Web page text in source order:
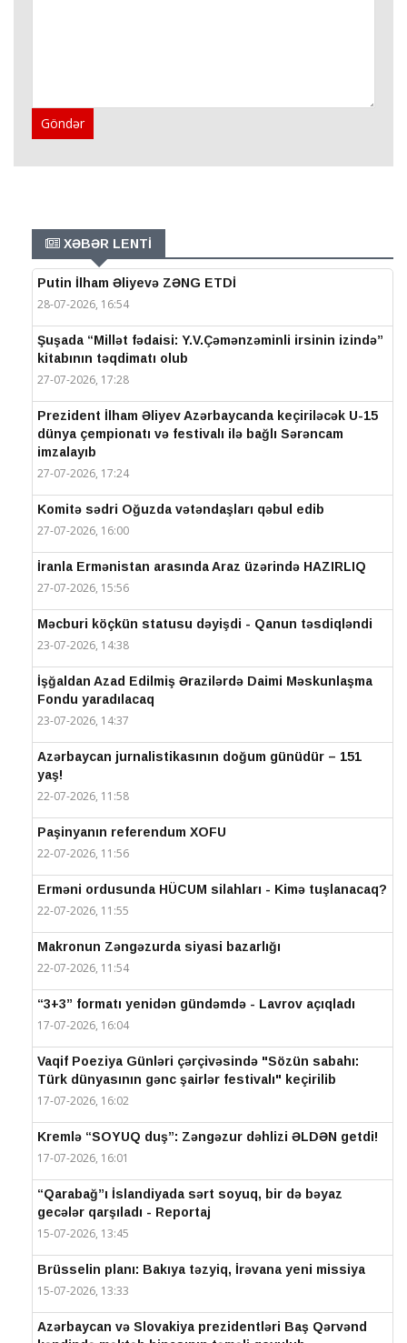
Göndər
XƏBƏR LENTİ
Putin İlham Əliyevə ZƏNG ETDİ
28-07-2026, 16:54
Şuşada “Millət fədaisi: Y.V.Çəmənzəminli irsinin izində”
kitabının təqdimatı olub
27-07-2026, 17:28
Prezident İlham Əliyev Azərbaycanda keçiriləcək U-15
dünya çempionatı və festivalı ilə bağlı Sərəncam
imzalayıb
27-07-2026, 17:24
Komitə sədri Oğuzda vətəndaşları qəbul edib
27-07-2026, 16:00
İranla Ermənistan arasında Araz üzərində HAZIRLIQ
27-07-2026, 15:56
Məcburi köçkün statusu dəyişdi - Qanun təsdiqləndi
23-07-2026, 14:38
İşğaldan Azad Edilmiş Ərazilərdə Daimi Məskunlaşma
Fondu yaradılacaq
23-07-2026, 14:37
Azərbaycan jurnalistikasının doğum günüdür – 151
yaş!
22-07-2026, 11:58
Paşinyanın referendum XOFU
22-07-2026, 11:56
Erməni ordusunda HÜCUM silahları - Kimə tuşlanacaq?
22-07-2026, 11:55
Makronun Zəngəzurda siyasi bazarlığı
22-07-2026, 11:54
“3+3” formatı yenidən gündəmdə - Lavrov açıqladı
17-07-2026, 16:04
Vaqif Poeziya Günləri çərçivəsində "Sözün sabahı:
Türk dünyasının gənc şairlər festivalı" keçirilib
17-07-2026, 16:02
Kremlə “SOYUQ duş”: Zəngəzur dəhlizi ƏLDƏN getdi!
17-07-2026, 16:01
“Qarabağ”ı İslandiyada sərt soyuq, bir də bəyaz
gecələr qarşıladı - Reportaj
15-07-2026, 13:45
Brüsselin planı: Bakıya təzyiq, İrəvana yeni missiya
15-07-2026, 13:33
Azərbaycan və Slovakiya prezidentləri Baş Qərvənd